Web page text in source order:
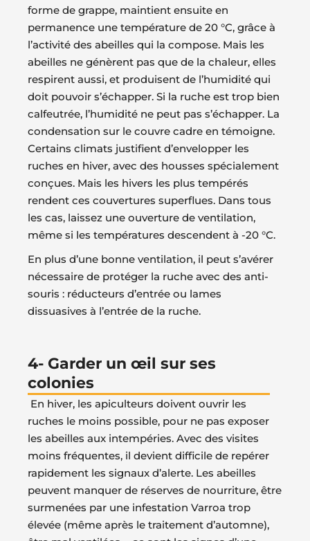
forme de grappe, maintient ensuite en
permanence une température de 20 °C, grâce à
l’activité des abeilles qui la compose. Mais les
abeilles ne génèrent pas que de la chaleur, elles
respirent aussi, et produisent de l’humidité qui
doit pouvoir s’échapper. Si la ruche est trop bien
calfeutrée, l’humidité ne peut pas s’échapper. La
condensation sur le couvre cadre en témoigne.
Certains climats justifient d’envelopper les
ruches en hiver, avec des housses spécialement
conçues. Mais les hivers les plus tempérés
rendent ces couvertures superflues. Dans tous
les cas, laissez une ouverture de ventilation,
même si les températures descendent à -20 °C.
En plus d’une bonne ventilation, il peut s’avérer
nécessaire de protéger la ruche avec des anti-
souris : réducteurs d’entrée ou lames
dissuasives à l’entrée de la ruche.
4- Garder un œil sur ses
colonies
En hiver, les apiculteurs doivent ouvrir les
ruches le moins possible, pour ne pas exposer
les abeilles aux intempéries. Avec des visites
moins fréquentes, il devient difficile de repérer
rapidement les signaux d’alerte. Les abeilles
peuvent manquer de réserves de nourriture, être
surmenées par une infestation Varroa trop
élevée (même après le traitement d’automne),